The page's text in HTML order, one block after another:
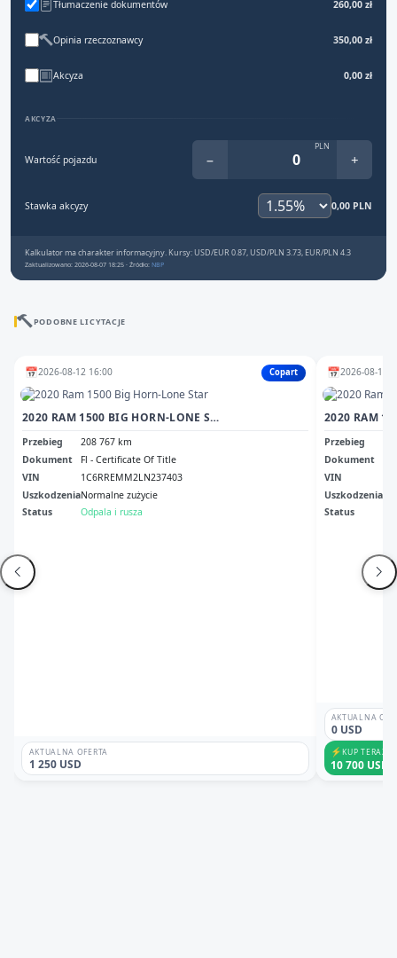
Tłumaczenie dokumentów 260,00 zł
Opinia rzeczoznawcy 350,00 zł
Akcyza 0,00 zł
AKCYZA
Wartość pojazdu −
PLN
+
Stawka akcyzy 0,00 PLN
Kalkulator ma charakter informacyjny. Kursy: USD/EUR 0.87, USD/PLN 3.73, EUR/PLN 4.3
Zaktualizowano: 2026-08-07 18:25 · Źródło: NBP
PODOBNE LICYTACJE
📅2026-08-12 16:00 Copart
2020 RAM 1500 BIG HORN-LONE STAR
Przebieg
208 767 km
Dokument
Fl - Certificate Of Title
VIN
1C6RREMM2LN237403
UszkodzeniaNormalne zużycie
Status
Odpala i rusza
AKTUALNA OFERTA
1 250 USD
📅2026-08-13
Przebieg
Dokument
VIN
Uszkodzenia
Status
AKTUALNA
0 USD
⚡KUP TERAZ
10 700 USD